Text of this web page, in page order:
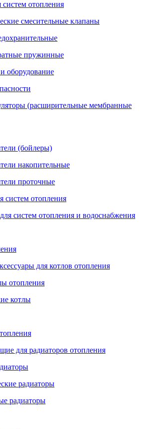
отопления
смесительные клапаны
пружинные
оборудование
(расширительные мембранные
(бойлеры)
накопительные
проточные
систем отопления
систем отопления и водоснабжения
для котлов отопления
отопления
котлы
для радиаторов отопления
радиаторы
радиаторы